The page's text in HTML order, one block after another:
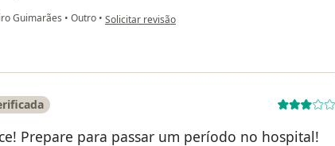
Guimarães • Outro • na opinião do utilizador Rhelber
Solicitar revisão
Prepare para passar um período no hospital!